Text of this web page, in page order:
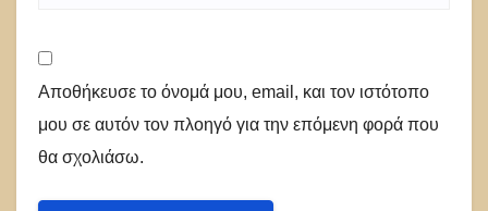
Αποθήκευσε το όνομά μου, email, και τον ιστότοπο
μου σε αυτόν τον πλοηγό για την επόμενη φορά που
θα σχολιάσω.